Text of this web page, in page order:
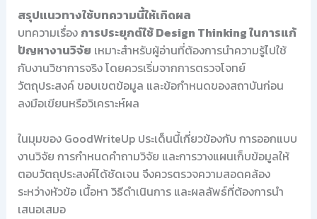
สรุปแนวทางใช้บทความนี้ให้เกิดผล
บทความเรื่อง การประยุกต์ใช้ Design Thinking ในการแก้
ปัญหางานวิจัย เหมาะสำหรับผู้อ่านที่ต้องการนำความรู้ไปใช้
กับงานวิชาการจริง โดยควรเริ่มจากการตรวจโจทย์
วัตถุประสงค์ ขอบเขตข้อมูล และข้อกำหนดของสถาบันก่อน
ลงมือเขียนหรือวิเคราะห์ผล
ในมุมของ GoodWriteUp ประเด็นนี้เกี่ยวข้องกับ การออกแบบ
งานวิจัย การกำหนดคำถามวิจัย และการวางแผนเก็บข้อมูลให้
ตอบวัตถุประสงค์ได้ชัดเจน จึงควรตรวจความสอดคล้อง
ระหว่างหัวข้อ เนื้อหา วิธีดำเนินการ และผลลัพธ์ที่ต้องการนำ
เสนอเสมอ